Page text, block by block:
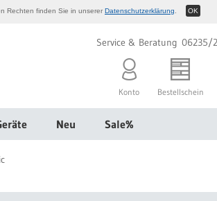
Service & Beratung 06235/
Konto Bestellschein
Neu Sale%
Rechten finden Sie in unserer Datenschutzerklärung OK